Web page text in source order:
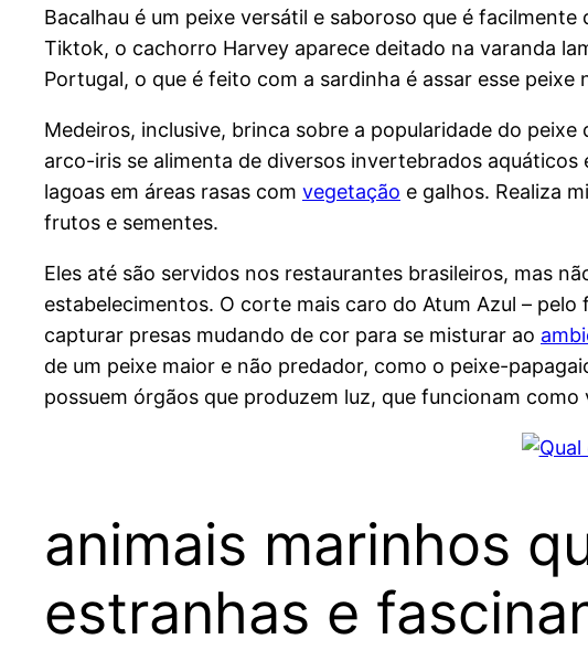
Bacalhau é um peixe versátil e saboroso que é
Tiktok, o cachorro Harvey aparece deitado na varanda
Portugal, o que é feito com a sardinha é assar esse peixe
Medeiros, inclusive, brinca sobre a popularidade do
arco-iris se alimenta de diversos invertebrados
lagoas em áreas rasas com vegetação e galhos. Realiza
frutos e sementes.
Eles até são servidos nos restaurantes brasileiros, mas
estabelecimentos. O corte mais caro do Atum Azul –
capturar presas mudando de cor para se misturar ao
de um peixe maior e não predador, como o peixe-
possuem órgãos que produzem luz, que funcionam
animais marinhos
estranhas e